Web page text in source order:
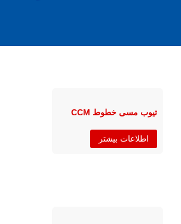
تیوب مسی خطوط CCM
اطلاعات بیشتر